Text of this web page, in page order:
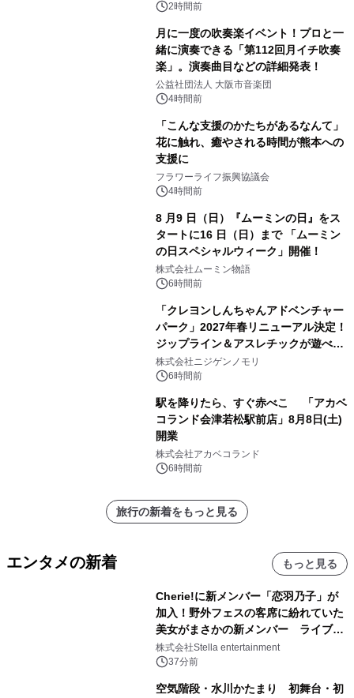
2時間前
月に一度の吹奏楽イベント！プロと一
緒に演奏できる「第112回月イチ吹奏
楽」。演奏曲目などの詳細発表！
公益社団法人 大阪市音楽団
4時間前
「こんな支援のかたちがあるなんて」
花に触れ、癒やされる時間が熊本への
支援に
フラワーライフ振興協議会
4時間前
8 月9 日（日）『ムーミンの日』をス
タートに16 日（日）まで 「ムーミン
の日スペシャルウィーク」開催！
株式会社ムーミン物語
6時間前
「クレヨンしんちゃんアドベンチャー
パーク」2027年春リニューアル決定！
ジップライン＆アスレチックが遊べる
のは今年が最後！ 「ラスト！ドキがム
ネムネ～大作戦！」始動
株式会社ニジゲンノモリ
6時間前
駅を降りたら、すぐ赤べこ 「アカベ
コランド会津若松駅前店」8月8日(土)
開業
株式会社アカベコランド
6時間前
旅行の新着をもっと見る
エンタメの新着 もっと見る
Cherie!に新メンバー「恋羽乃子」が
加入！野外フェスの客席に紛れていた
美女がまさかの新メンバー ライブ中
のサプライズ発表に会場騒然
株式会社Stella entertainment
37分前
空気階段・水川かたまり 初舞台・初